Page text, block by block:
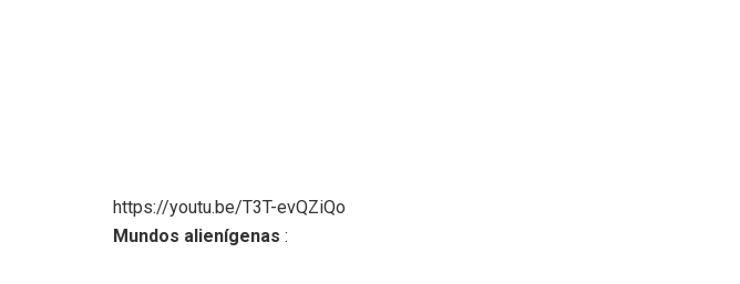
https://youtu.be/T3T-evQZiQo
Mundos alienígenas :